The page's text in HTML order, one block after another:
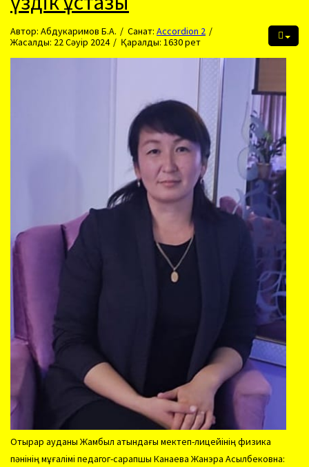
Автор: Абдукаримов Б.А. Санат: Accordion 2
Жасалды: 22 Сәуір 2024
Қаралды: 1630 рет
Отырар ауданы Жамбыл атындағы мектеп-лицейінің физика
пәнінің мұғалімі педагог-сарапшы Канаева Жанэра Асылбековна: